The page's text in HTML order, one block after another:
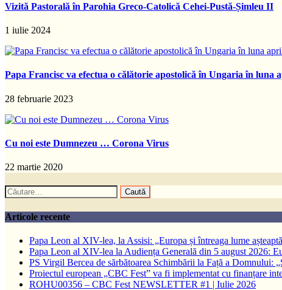
Vizită Pastorală în Parohia Greco-Catolică Cehei-Pustă-Șimleu II
1 iulie 2024
Papa Francisc va efectua o călătorie apostolică în Ungaria în luna
28 februarie 2023
Cu noi este Dumnezeu … Corona Virus
22 martie 2020
Caută
după:
Articole recente
Papa Leon al XIV-lea, la Assisi: „Europa și întreaga lume
Papa Leon al XIV-lea la Audiența Generală din 5 august 2026:
PS Virgil Bercea de sărbătoarea Schimbării la Față a Domnului:
Proiectul european „CBC Fest” va fi implementat cu finanțare
ROHU00356 – CBC Fest NEWSLETTER #1 | Iulie 2026